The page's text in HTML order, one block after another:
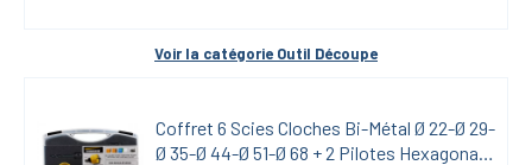
Voir la catégorie Outil Découpe
Coffret 6 Scies Cloches Bi-Métal Ø 22-Ø 29-
Ø 35-Ø 44-Ø 51-Ø 68 + 2 Pilotes Hexagonal +